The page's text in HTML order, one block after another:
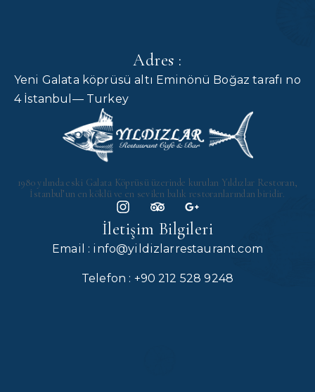
Adres :
Yeni Galata köprüsü altı Eminönü Boğaz tarafı no
4 İstanbul— Turkey
1980 yılında eski Galata Köprüsü üzerinde kurulan Yıldızlar Restoran,
İstanbul’un en köklü ve en sevilen balık restoranlarından biridir.
İletişim Bilgileri
Email : info@yildizlarrestaurant.com
Telefon : +90 212 528 9248